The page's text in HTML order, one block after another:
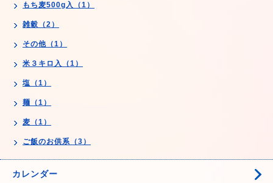
もち麦500g入（1）
雑穀（2）
その他（1）
米３キロ入（1）
塩（1）
麺（1）
麦（1）
ご飯のお供系（3）
カレンダー